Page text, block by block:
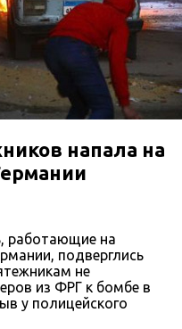
напала на
работающие на
подверглись
не
из ФРГ к бомбе в
у полицейского